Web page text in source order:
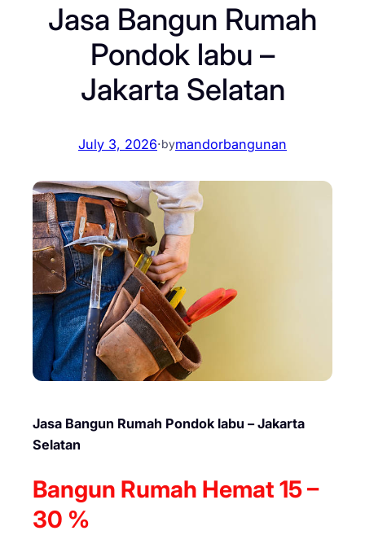
Jasa Bangun Rumah
Pondok labu –
Jakarta Selatan
July 3, 2026·bymandorbangunan
Jasa Bangun Rumah Pondok labu – Jakarta
Selatan
Bangun Rumah Hemat 15 –
30 %